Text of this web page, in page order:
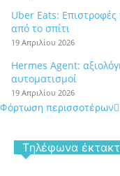
Uber Eats: Επιστροφές
από το σπίτι
19 Απριλίου 2026
Hermes Agent:
αυτοματισμοί
19 Απριλίου 2026
Φόρτωση περισσοτέρων
Tηλέφωνα